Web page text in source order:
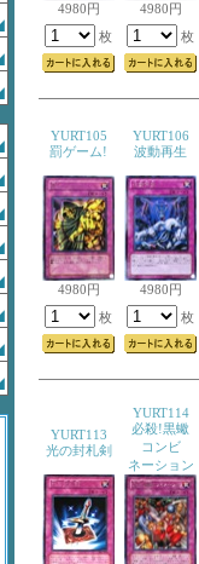
4980円
枚
4980円
枚
YURT105
罰ゲーム!
4980円
枚
YURT106
波動再生
4980円
枚
YURT113
光の封札剣
YURT114
必殺!黒蠍
コンビ
ネーション